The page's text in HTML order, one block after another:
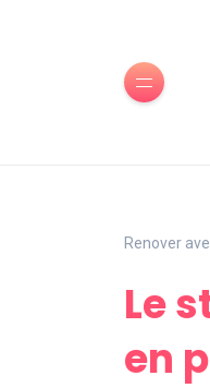
Renover
Le
en